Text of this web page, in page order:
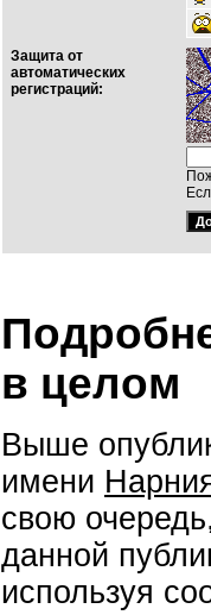
Защита от
автоматических
регистраций:
в целом
Выше
имени
свою
данной
используя